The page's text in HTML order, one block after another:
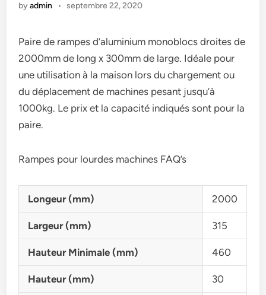
byadmin • septembre 22, 2020
Paire de rampes d’aluminium monoblocs droites de
2000mm de long x 300mm de large. Idéale pour
une utilisation à la maison lors du chargement ou
du déplacement de machines pesant jusqu’à
1000kg. Le prix et la capacité indiqués sont pour la
paire.
Rampes pour lourdes machines FAQ’s
Longeur (mm) 2000
Largeur (mm) 315
Hauteur Minimale (mm) 460
Hauteur (mm) 30